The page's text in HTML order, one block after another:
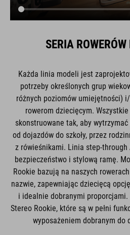
SERIA
Każda linia modeli jest
potrzeby określonych grup
różnych poziomów umiejętności)
rowerom dziecięcym.
skonstruowane tak, aby
od dojazdów do szkoły, przez
z rówieśnikami. Linia step-
bezpieczeństwo i stylową ramę.
Rookie bazują na naszych
nazwie, zapewniając dziecięcą
i idealnie dobranymi
Stereo Rookie, które są w pełni
wyposażeniem dobranym do